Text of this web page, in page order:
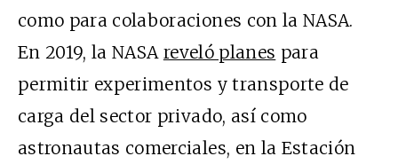
como para colaboraciones con la NASA.
En 2019, la NASA reveló planes para
permitir experimentos y transporte de
carga del sector privado, así como
astronautas comerciales, en la Estación